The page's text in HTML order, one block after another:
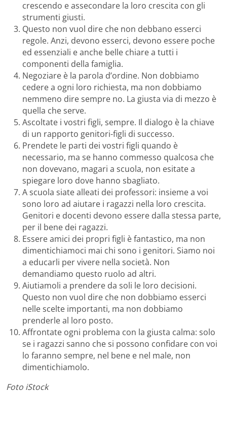
crescendo e assecondare la loro crescita con gli
strumenti giusti.
Questo non vuol dire che non debbano esserci
regole. Anzi, devono esserci, devono essere poche
ed essenziali e anche belle chiare a tutti i
componenti della famiglia.
Negoziare è la parola d’ordine. Non dobbiamo
cedere a ogni loro richiesta, ma non dobbiamo
nemmeno dire sempre no. La giusta via di mezzo è
quella che serve.
Ascoltate i vostri figli, sempre. Il dialogo è la chiave
di un rapporto genitori-figli di successo.
Prendete le parti dei vostri figli quando è
necessario, ma se hanno commesso qualcosa che
non dovevano, magari a scuola, non esitate a
spiegare loro dove hanno sbagliato.
A scuola siate alleati dei professori: insieme a voi
sono loro ad aiutare i ragazzi nella loro crescita.
Genitori e docenti devono essere dalla stessa parte,
per il bene dei ragazzi.
Essere amici dei propri figli è fantastico, ma non
dimentichiamoci mai chi sono i genitori. Siamo noi
a educarli per vivere nella società. Non
demandiamo questo ruolo ad altri.
Aiutiamoli a prendere da soli le loro decisioni.
Questo non vuol dire che non dobbiamo esserci
nelle scelte importanti, ma non dobbiamo
prenderle al loro posto.
Affrontate ogni problema con la giusta calma: solo
se i ragazzi sanno che si possono confidare con voi
lo faranno sempre, nel bene e nel male, non
dimentichiamolo.
Foto iStock